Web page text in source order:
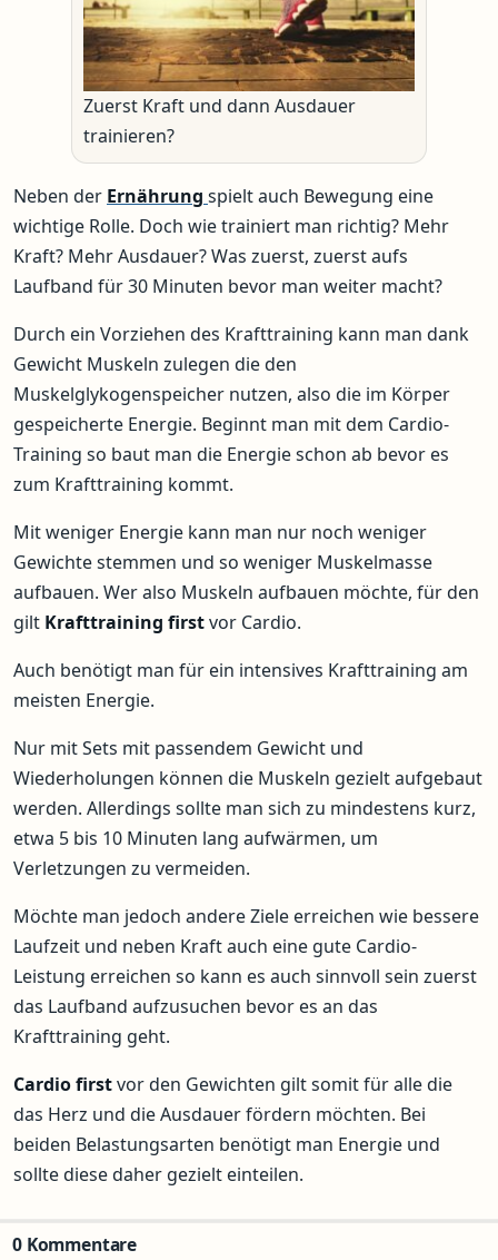
Zuerst Kraft und dann Ausdauer
trainieren?
Neben der Ernährung spielt auch Bewegung eine
wichtige Rolle. Doch wie trainiert man richtig? Mehr
Kraft? Mehr Ausdauer? Was zuerst, zuerst aufs
Laufband für 30 Minuten bevor man weiter macht?
Durch ein Vorziehen des Krafttraining kann man dank
Gewicht Muskeln zulegen die den
Muskelglykogenspeicher nutzen, also die im Körper
gespeicherte Energie. Beginnt man mit dem Cardio-
Training so baut man die Energie schon ab bevor es
zum Krafttraining kommt.
Mit weniger Energie kann man nur noch weniger
Gewichte stemmen und so weniger Muskelmasse
aufbauen. Wer also Muskeln aufbauen möchte, für den
gilt Krafttraining firstvor Cardio.
Auch benötigt man für ein intensives Krafttraining am
meisten Energie.
Nur mit Sets mit passendem Gewicht und
Wiederholungen können die Muskeln gezielt aufgebaut
werden. Allerdings sollte man sich zu mindestens kurz,
etwa 5 bis 10 Minuten lang aufwärmen, um
Verletzungen zu vermeiden.
Möchte man jedoch andere Ziele erreichen wie bessere
Laufzeit und neben Kraft auch eine gute Cardio-
Leistung erreichen so kann es auch sinnvoll sein zuerst
das Laufband aufzusuchen bevor es an das
Krafttraining geht.
Cardio firstvor den Gewichten gilt somit für alle die
das Herz und die Ausdauer fördern möchten. Bei
beiden Belastungsarten benötigt man Energie und
sollte diese daher gezielt einteilen.
0 Kommentare